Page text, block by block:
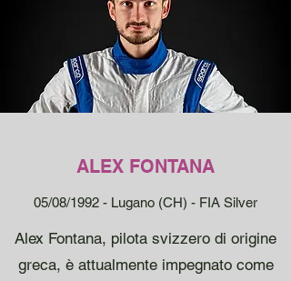
ALEX FONTANA
05/08/1992 - Lugano (CH) - FIA Silver
Alex Fontana, pilota svizzero di origine
greca, è attualmente impegnato come